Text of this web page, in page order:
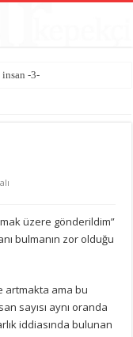
-3-
insan -2-
üzere gönderildim”
bulmanın zor olduğu
artmakta ama bu
sayısı aynı oranda
iddiasında bulunan